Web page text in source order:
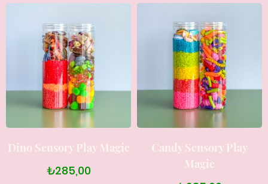
Dino Sensory Play Magic
₺285,00
Candy Sensory Play
Magic